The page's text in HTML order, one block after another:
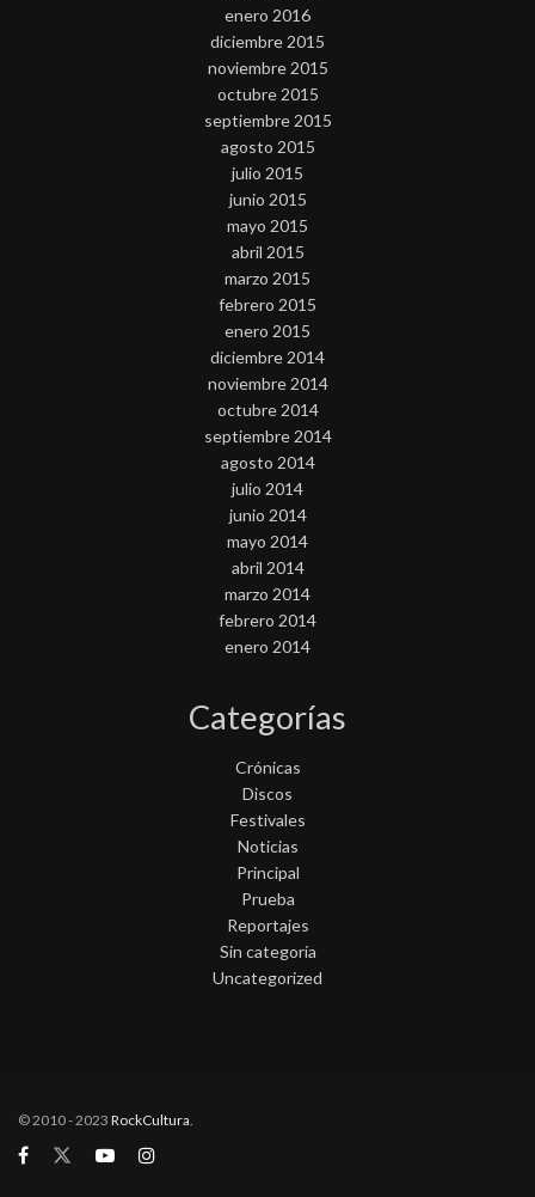
enero 2016
diciembre 2015
noviembre 2015
octubre 2015
septiembre 2015
agosto 2015
julio 2015
junio 2015
mayo 2015
abril 2015
marzo 2015
febrero 2015
enero 2015
diciembre 2014
noviembre 2014
octubre 2014
septiembre 2014
agosto 2014
julio 2014
junio 2014
mayo 2014
abril 2014
marzo 2014
febrero 2014
enero 2014
Categorías
Crónicas
Discos
Festivales
Noticias
Principal
Prueba
Reportajes
Sin categoría
Uncategorized
© 2010 - 2023 RockCultura.